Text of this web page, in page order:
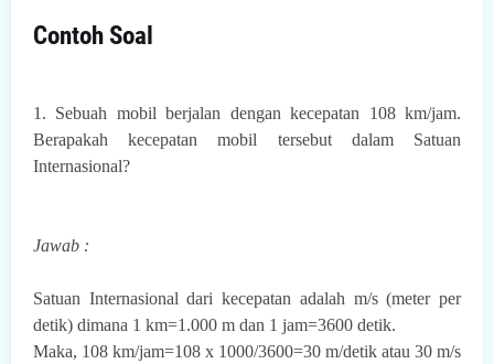
Contoh Soal
1. Sebuah mobil berjalan dengan kecepatan 108 km/jam.
Berapakah kecepatan mobil tersebut dalam Satuan
Internasional?
Jawab :
Satuan Internasional dari kecepatan adalah m/s (meter per
detik) dimana 1 km=1.000 m dan 1 jam=3600 detik.
Maka, 108 km/jam=108 x 1000/3600=30 m/detik atau 30 m/s